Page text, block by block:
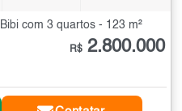
com 3 quartos - 123 m²
R$ 2.800.000